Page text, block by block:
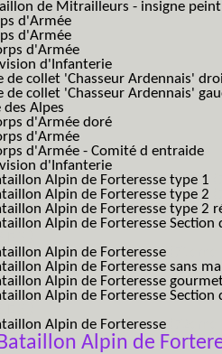
de Mitrailleurs - insigne
d'Armée
d'Armée
d'Armée
d'Infanterie
de collet 'Chasseur Ardennais'
de collet 'Chasseur Ardennais'
des Alpes
d'Armée doré
d'Armée
d'Armée - Comité d entraide
d'Infanterie
Alpin de Forteresse type 1
Alpin de Forteresse type 2
Alpin de Forteresse type 2
Alpin de Forteresse
Alpin de Forteresse
Alpin de Forteresse sans
Alpin de Forteresse
Alpin de Forteresse
Alpin de Forteresse
Alpin de